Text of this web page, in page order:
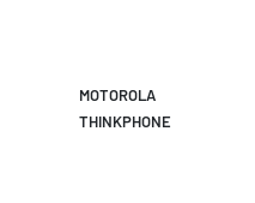
MOTOROLA
THINKPHONE